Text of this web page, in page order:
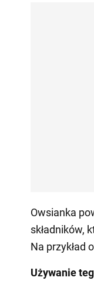
Owsianka
składników,
Na przykład
Używanie